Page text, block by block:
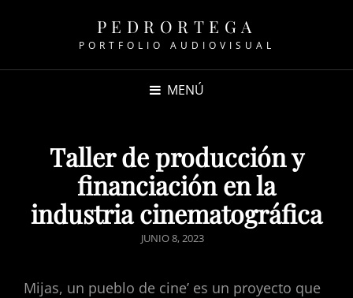
PEDRORTEGA
PORTFOLIO AUDIOVISUAL
MENÚ
Taller de producción y
financiación en la
industria cinematográfica
JUNIO 8, 2023
Mijas, un pueblo de cine’ es un proyecto que